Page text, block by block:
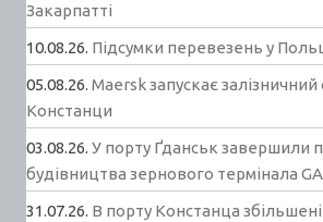
Закарпатті
10.08.26. Підсумки перевезень у
05.08.26. Maersk запускає залізничний
Констанци
03.08.26. У порту Ґданськ завершили
будівництва зернового термінала
31.07.26. В порту Констанца